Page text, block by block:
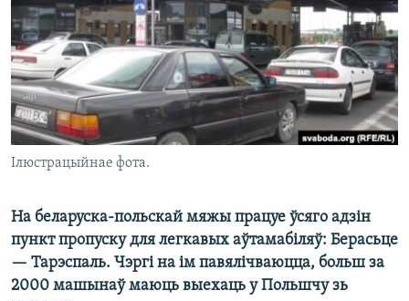
КУЛЬТУРА
КАЛЯНДАР
МОВА
НА ХВАЛЯХ СВАБОДЫ
Ілюстрацыйнае фота.
На беларуска-польскай мяжы працуе ўсяго адзін
пункт пропуску для легкавых аўтамабіляў: Берасьце
— Тарэспаль. Чэргі на ім павялічваюцца, больш за
2000 машынаў маюць выехаць у Польшчу зь